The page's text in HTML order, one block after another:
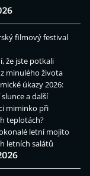
filmový festival
že jste potkali
minulého života
úkazy 2026:
a další
miminko při
teplotách?
letní mojito
letních salátů